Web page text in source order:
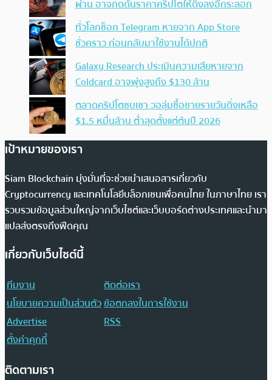
ผ่าน อาจกดดันราคาคริปโตให้ดิ่งลงอีกระลอก
ทั่วโลกช็อก Telegram หายจาก App Store
ชั่วคราว ก่อนกลับมาใช้งานได้ปกติ
Galaxy Research ประเมินความเสียหายจาก
Coldcard อาจพุ่งสูงถึง $130 ล้าน
ตลาดคริปโตซบเซา วอลุ่มซื้อขายรายวันดิ่งเหลือ
$1.5 หมื่นล้าน ต่ำสุดตั้งแต่ต้นปี 2026
เป้าหมายของเรา
Siam Blockchain มุ่งมั่นที่จะช่วยนำเสนอสารเกี่ยวกับ
Cryptocurrency และเทคโนโลยีบล็อกเชนเพื่อคนไทย ในภาษาไทย เรา
รวบรวมข้อมูลส่วนใหญ่จากเว็บไซต์และเว็บบอร์ดต่างประเทศและนำมา
แปลส่งตรงถึงฟีดคุณ
เกี่ยวกับเว็บไซต์นี้
ทีมงาน
ติดต่อเรา
นโยบายความเป็นส่วนตัวข้อตกลงในการใช้งาน
Advertise
RSS
ตั้งค่าคุกกี้
ติดตามเรา